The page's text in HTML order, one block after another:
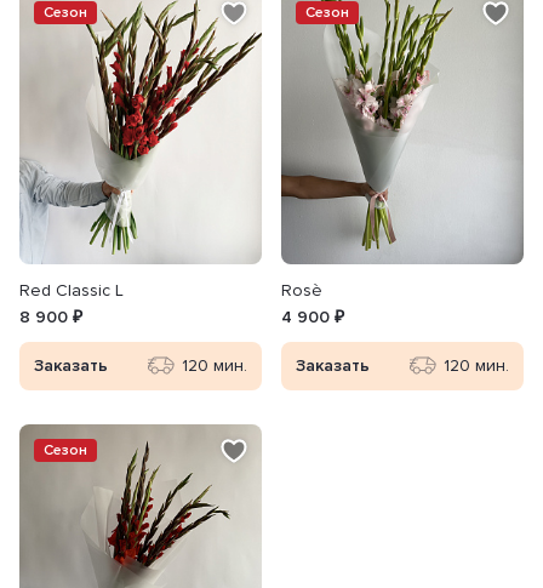
Сезон
Red Classic L
8 900 ₽
Заказать 120 мин.
Сезон
Rosè
4 900 ₽
Заказать 120 мин.
Сезон